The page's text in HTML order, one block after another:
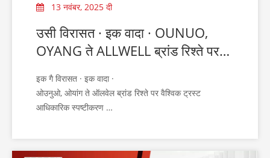
13 नवंबर, 2025 दी
उसी विरासत · इक वादा · OUNUO,
OYANG ते ALLWELL ब्रांड रिश्ते पर
इक गै विरासत · इक वादा ·
ओउनुओ, ओयांग ते ऑलवेल ब्रांड रिश्ते पर वैश्विक ट्रस्ट
आधिकारिक स्पष्टीकरण
इक आधिकारिक ते इकजुट स्पष्टीकरण देना चांह्दा ऐ: